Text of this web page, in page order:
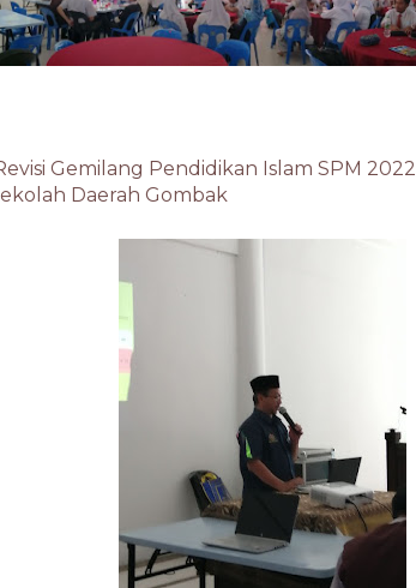
Gemilang Pendidikan Islam SPM 2022
Daerah Gombak